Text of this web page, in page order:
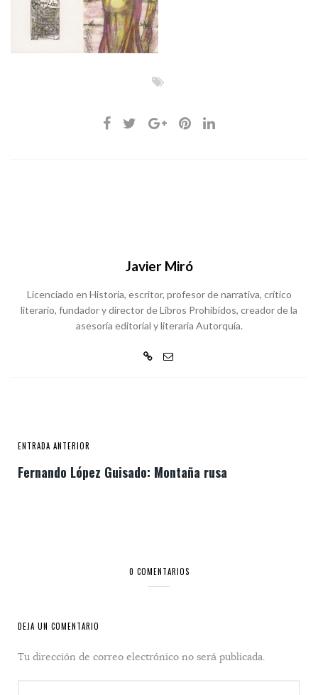
Javier Miró
Licenciado en Historia, escritor, profesor de narrativa, crítico
literario, fundador y director de Libros Prohibidos, creador de la
asesoría editorial y literaria Autorquía.
ENTRADA ANTERIOR
Fernando López Guisado: Montaña rusa
0 COMENTARIOS
DEJA UN COMENTARIO
Tu dirección de correo electrónico no será publicada.